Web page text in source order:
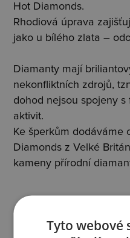
Hot Diamonds.
Rhodiová úprava
jako u bílého zlata –
Diamanty mají
nekonfliktních zdrojů,
dohod nejsou spojeny
aktivit.
Ke šperkům dodáváme
Diamonds z Velké
kameny přírodní
Popis šperku
Tyto webové